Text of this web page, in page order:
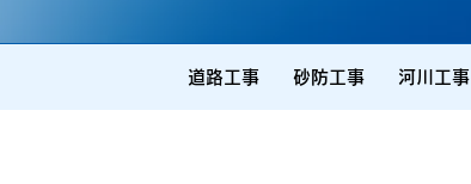
道路工事 砂防工事 河川工事